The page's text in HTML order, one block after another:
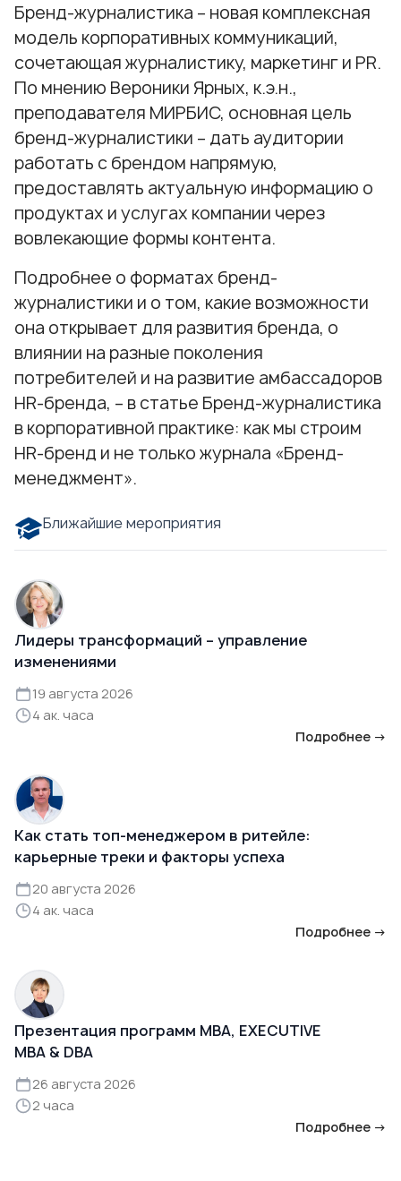
Бренд-журналистика – новая комплексная
модель корпоративных коммуникаций,
сочетающая журналистику, маркетинг и PR.
По мнению Вероники Ярных, к.э.н.,
преподавателя МИРБИС, основная цель
бренд-журналистики – дать аудитории
работать с брендом напрямую,
предоставлять актуальную информацию о
продуктах и услугах компании через
вовлекающие формы контента.
Подробнее о форматах бренд-
журналистики и о том, какие возможности
она открывает для развития бренда, о
влиянии на разные поколения
потребителей и на развитие амбассадоров
HR-бренда, – в статье Бренд-журналистика
в корпоративной практике: как мы строим
HR-бренд и не толькожурнала «Бренд-
менеджмент».
Ближайшие мероприятия
Лидеры трансформаций – управление
изменениями
19 августа 2026
4 ак. часа
Подробнее →
Как стать топ-менеджером в ритейле:
карьерные треки и факторы успеха
20 августа 2026
4 ак. часа
Подробнее →
Презентация программ MBA, EXECUTIVE
MBA & DBA
26 августа 2026
2 часа
Подробнее →